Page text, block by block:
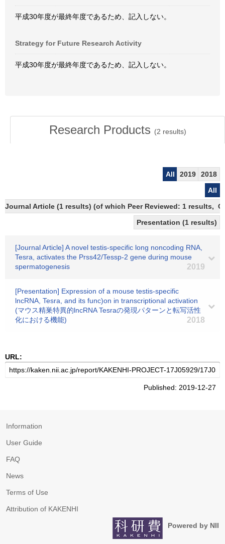
平成30年度が最終年度であるため、記入しない。
Strategy for Future Research Activity
平成30年度が最終年度であるため、記入しない。
Research Products (2 results)
All 2019
2018
All
Journal Article (1 results) (of which Peer Reviewed: 1 results,
Presentation (1 results)
[Journal Article] A novel testis-specific long noncoding RNA,
Tesra, activates the Prss42/Tessp-2 gene during mouse
spermatogenesis
2019
[Presentation] Expression of a mouse testis-specific
lncRNA, Tesra, and its func)on in transcriptional activation
(マウス精巣特異的lncRNA Tesraの発現パターンと転写活性
化における機能)
2018
URL:
Published: 2019-12-27
Information
User Guide
FAQ
News
Terms of Use
Attribution of KAKENHI
Powered by NII